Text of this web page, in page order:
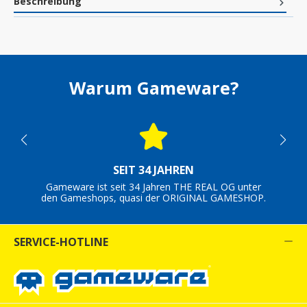
Warum Gameware?
SEIT 34 JAHREN
Gameware ist seit 34 Jahren THE REAL OG unter
den Gameshops, quasi der ORIGINAL GAMESHOP.
SERVICE-HOTLINE